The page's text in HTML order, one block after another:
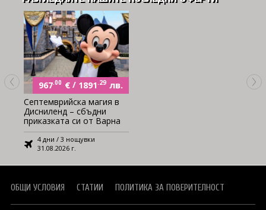
967.00 €/ 1891.29 лв.
Септемврийска магия в
Дисниленд – сбъдни
приказката си от Варна
4 дни / 3 нощувки
31.08.2026 г.
ОБЩИ УСЛОВИЯ СТАТИИ ПОЛИТИКА ЗА ПОВЕРИТЕЛНОСТ